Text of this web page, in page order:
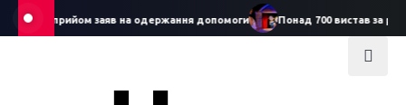
Skip
прийом заяв на одержання допомоги Понад 700 вистав за рік: